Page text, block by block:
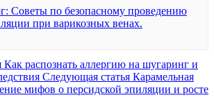
Советы по безопасному проведению
при варикозных венах.
Предыдущая
запись:
Как распознать аллергию на шугаринг и
Следующая статья Следующая
запись:
Карамельная
мифов о персидской эпиляции и росте